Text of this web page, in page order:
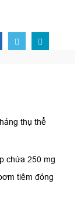
thụ thể
chứa 250 mg
tiêm đóng